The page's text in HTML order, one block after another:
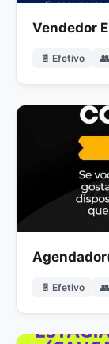
Vendedor
📄 Efetivo
📄 Efetivo